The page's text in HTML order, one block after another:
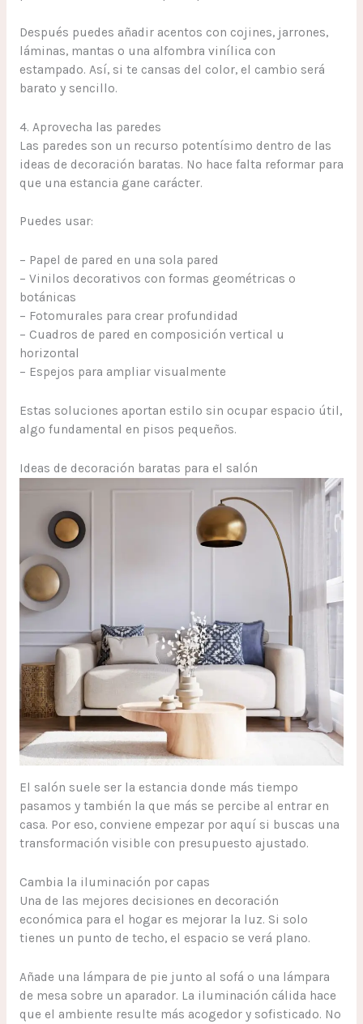
Después puedes añadir acentos con cojines, jarrones,
láminas, mantas o una alfombra vinílica con
estampado. Así, si te cansas del color, el cambio será
barato y sencillo.
4. Aprovecha las paredes
Las paredes son un recurso potentísimo dentro de las
ideas de decoración baratas. No hace falta reformar para
que una estancia gane carácter.
Puedes usar:
– Papel de pared en una sola pared
– Vinilos decorativos con formas geométricas o
botánicas
– Fotomurales para crear profundidad
– Cuadros de pared en composición vertical u
horizontal
– Espejos para ampliar visualmente
Estas soluciones aportan estilo sin ocupar espacio útil,
algo fundamental en pisos pequeños.
Ideas de decoración baratas para el salón
El salón suele ser la estancia donde más tiempo
pasamos y también la que más se percibe al entrar en
casa. Por eso, conviene empezar por aquí si buscas una
transformación visible con presupuesto ajustado.
Cambia la iluminación por capas
Una de las mejores decisiones en decoración
económica para el hogar es mejorar la luz. Si solo
tienes un punto de techo, el espacio se verá plano.
Añade una lámpara de pie junto al sofá o una lámpara
de mesa sobre un aparador. La iluminación cálida hace
que el ambiente resulte más acogedor y sofisticado. No